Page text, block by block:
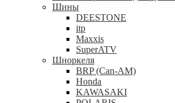
Шины
DEESTONE
itp
Maxxis
SuperATV
Шноркеля
BRP (Can-AM)
Honda
KAWASAKI